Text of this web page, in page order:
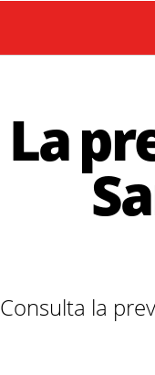
La
Consulta la